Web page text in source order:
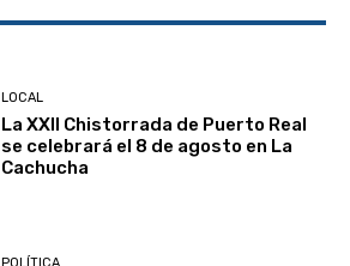
LOCAL
La XXII Chistorrada de Puerto Real
se celebrará el 8 de agosto en La
Cachucha
POLÍTICA